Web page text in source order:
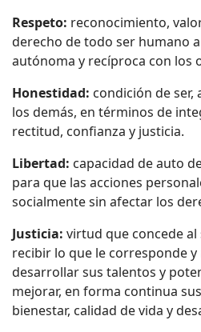
Respeto: reconocimiento,
derecho de todo ser humano
autónoma y recíproca con los
Honestidad: condición de
los demás, en términos de
rectitud, confianza y justicia.
Libertad: capacidad de auto
para que las acciones
socialmente sin afectar los
Justicia: virtud que concede
recibir lo que le corresponde y
desarrollar sus talentos y
mejorar, en forma continua
bienestar, calidad de vida y